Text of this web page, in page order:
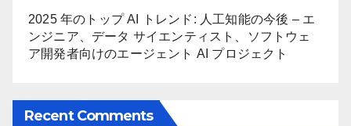
2025 年のトップ AI トレンド: 人工知能の今後 – エ
ンジニア、データ サイエンティスト、ソフトウェ
ア開発者向けのエージェント AI プロジェクト
Recent Comments